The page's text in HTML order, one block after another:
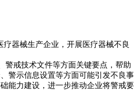
器械生产企业，开展医疗器械不良
戒技术文件等方面关键要点，帮助
警示信息设置等方面可能引发不良事
能力建设，进一步推动企业将警戒要